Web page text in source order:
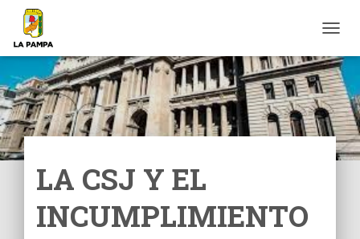
A
M
B
I
A
R
M
O
LA CSJ Y EL
INCUMPLIMIENTO